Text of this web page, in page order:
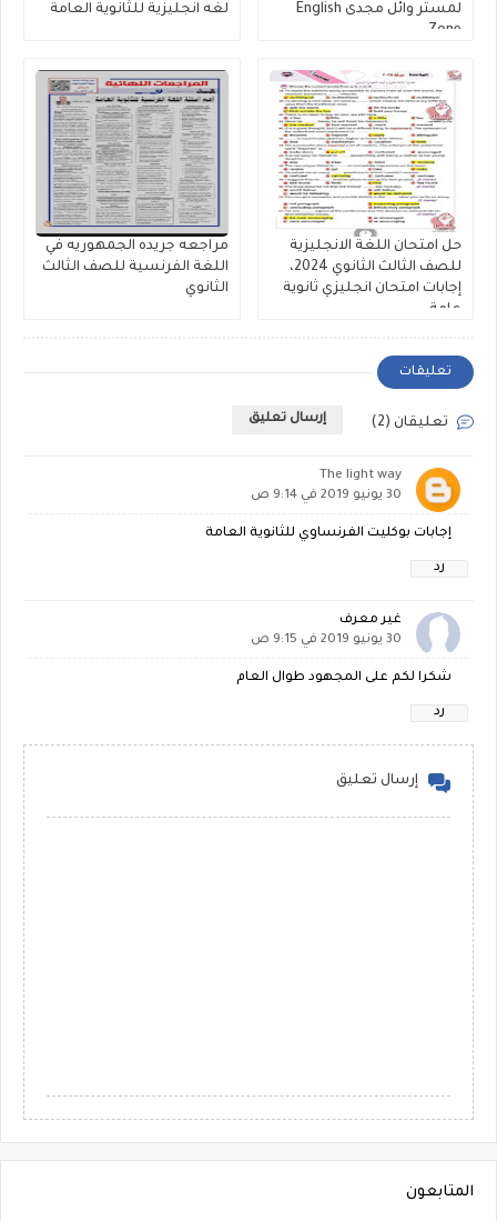
لمستر وائل مجدى English
Zone
لغه انجليزية للثانوية العامة
حل امتحان اللغة الانجليزية
للصف الثالث الثانوي 2024،
إجابات امتحان انجليزي ثانوية
عامة
مراجعه جريده الجمهوريه في
اللغة الفرنسية للصف الثالث
الثانوي
تعليقات
تعليقان (2) إرسال تعليق
The light way
30 يونيو 2019 في 9:14 ص
إجابات بوكليت الفرنساوي للثانوية العامة
رد
غير معرف
30 يونيو 2019 في 9:15 ص
شكرا لكم على المجهود طوال العام
رد
إرسال تعليق
المتابعون